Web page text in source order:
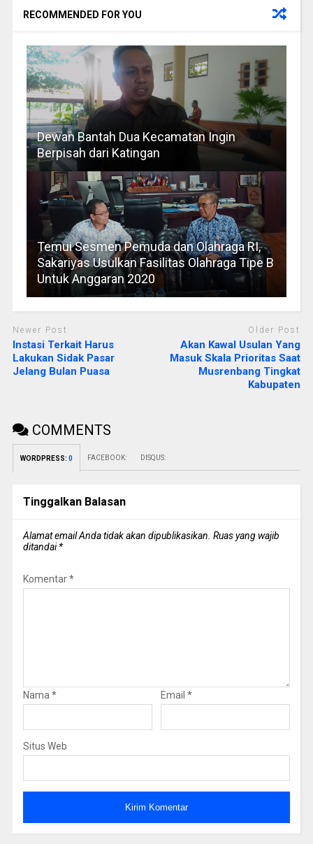
RECOMMENDED FOR YOU
Dewan Bantah Dua Kecamatan Ingin
Berpisah dari Katingan
Temui Sesmen Pemuda dan Olahraga RI,
Sakariyas Usulkan Fasilitas Olahraga Tipe B
Untuk Anggaran 2020
Newer Post
Instasi Terkait Harus
Lakukan Sidak Pasar
Jelang Bulan Puasa
Older Post
Akan Kawal Usulan Yang
Masuk Skala Prioritas Saat
Musrenbang Tingkat
Kabupaten
COMMENTS
WORDPRESS: 0 FACEBOOK: DISQUS:
Tinggalkan Balasan
Alamat email Anda tidak akan dipublikasikan. Ruas yang wajib
ditandai*
Komentar*
Nama * Email *
Situs Web